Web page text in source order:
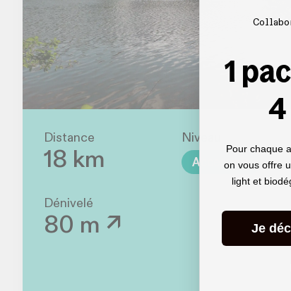
Distance
18 km
Dénivelé
80 m ↗
Niveau
Accessible
1
Pour chaque
on vous offre
light et
Je